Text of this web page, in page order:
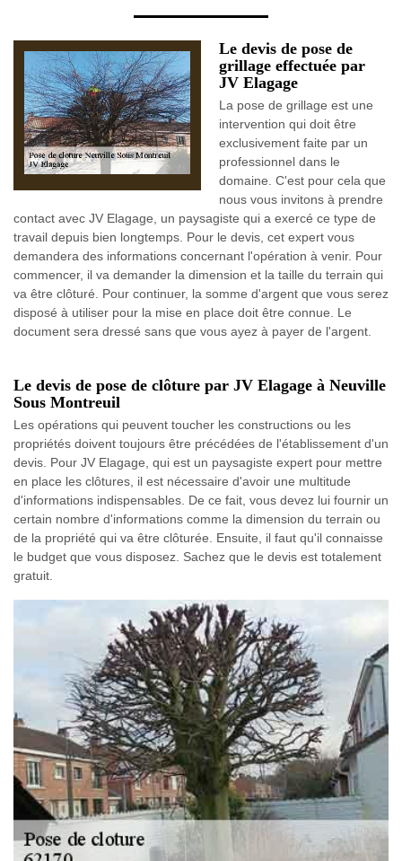
Le devis de pose de
grillage effectuée par
JV Elagage
La pose de grillage est une
intervention qui doit être
exclusivement faite par un
professionnel dans le
domaine. C'est pour cela que
nous vous invitons à prendre
contact avec JV Elagage, un paysagiste qui a exercé ce type de
travail depuis bien longtemps. Pour le devis, cet expert vous
demandera des informations concernant l'opération à venir. Pour
commencer, il va demander la dimension et la taille du terrain qui
va être clôturé. Pour continuer, la somme d'argent que vous serez
disposé à utiliser pour la mise en place doit être connue. Le
document sera dressé sans que vous ayez à payer de l'argent.
Le devis de pose de clôture par JV Elagage à Neuville
Sous Montreuil
Les opérations qui peuvent toucher les constructions ou les
propriétés doivent toujours être précédées de l'établissement d'un
devis. Pour JV Elagage, qui est un paysagiste expert pour mettre
en place les clôtures, il est nécessaire d'avoir une multitude
d'informations indispensables. De ce fait, vous devez lui fournir un
certain nombre d'informations comme la dimension du terrain ou
de la propriété qui va être clôturée. Ensuite, il faut qu'il connaisse
le budget que vous disposez. Sachez que le devis est totalement
gratuit.